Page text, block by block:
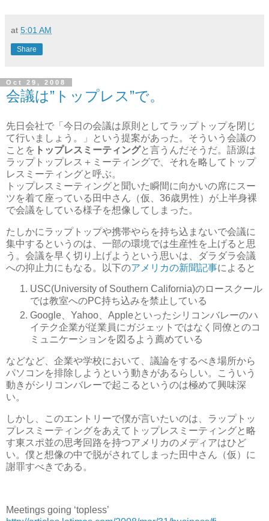
at 5:01 AM
Share
Oct 29, 2008
会議は”トップレス”で。
先日会社で「今日の会議は原則としてラップトップを閉じ
て行いましょう。」という提案があった。そういう会議の
ことを トップレスミーティングと言うんだそうだ。語源は
ラップトップレス＋ミーティングで、それを略してトップ
レスミーティングと呼ぶ。
トップレスミーティングと聞いた瞬間に向かいの席にスー
ツを着て座っている田中さん（仮、36歳男性）が上半身裸
で会議をしている様子を想像してしまった。
たしかにラップトップや携帯やらを持ち込まないで会議に
集中するというのは、一部の環境では生産性を上げると思
う。会議を早く切り上げようという思いは、ダラダラ会議
への抑止力にもなる。以下のアメリカの新聞記事によると
USC(University of Southern California)のロースクール
では教室へのPC持ち込みを禁止している
Google、Yahoo、Appleといったシリコンバレーのハ
イテク企業が従業員にガジェットではなく同僚とのコ
ミュニケーションを図るよう薦めている
などなど、企業や学校において、議論をするべき場所から
パソコンを排除しようという動きがあるらしい。こういう
動きがシリコンバレーで起こるというのは極めて興味深
い。
しかし、このエントリーで僕が言いたいのは、ラップトッ
プレスミーティングをあえてトップレスミーティングと略
す東スポ並の思考回路を持つアメリカのメディアはひど
い。僕と想像の中で脱がされてしまった田中さん（仮）に
謝罪すべきである。
Meetings going ‘topless’